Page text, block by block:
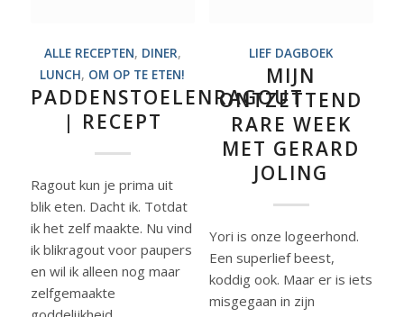
ALLE RECEPTEN, DINER,
LUNCH, OM OP TE ETEN!
PADDENSTOELENRAGOUT
| RECEPT
Ragout kun je prima uit
blik eten. Dacht ik. Totdat
ik het zelf maakte. Nu vind
ik blikragout voor paupers
en wil ik alleen nog maar
zelfgemaakte
LIEF DAGBOEK
MIJN
ONTZETTEND
RARE WEEK
MET GERARD
JOLING
Yori is onze logeerhond.
Een superlief beest,
koddig ook. Maar er is iets
misgegaan in zijn